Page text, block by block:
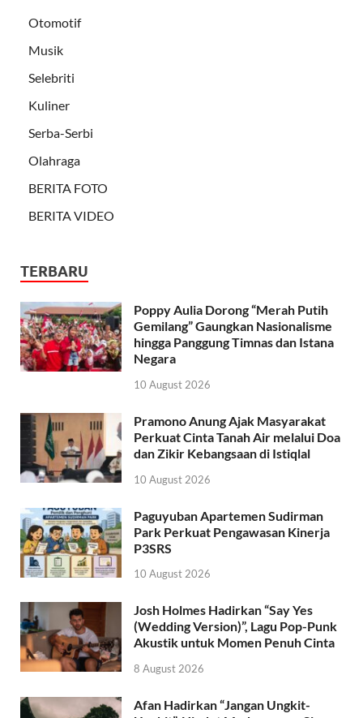
Otomotif
Musik
Selebriti
Kuliner
Serba-Serbi
Olahraga
BERITA FOTO
BERITA VIDEO
TERBARU
Poppy Aulia Dorong “Merah Putih
Gemilang” Gaungkan Nasionalisme
hingga Panggung Timnas dan Istana
Negara
10 August 2026
Pramono Anung Ajak Masyarakat
Perkuat Cinta Tanah Air melalui Doa
dan Zikir Kebangsaan di Istiqlal
10 August 2026
Paguyuban Apartemen Sudirman
Park Perkuat Pengawasan Kinerja
P3SRS
10 August 2026
Josh Holmes Hadirkan “Say Yes
(Wedding Version)”, Lagu Pop-Punk
Akustik untuk Momen Penuh Cinta
8 August 2026
Afan Hadirkan “Jangan Ungkit-